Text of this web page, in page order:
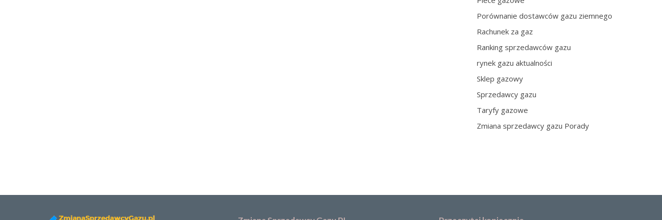
Porównanie dostawców gazu ziemnego
Rachunek za gaz
Ranking sprzedawców gazu
rynek gazu aktualności
Sklep gazowy
Sprzedawcy gazu
Taryfy gazowe
Zmiana sprzedawcy gazu Porady